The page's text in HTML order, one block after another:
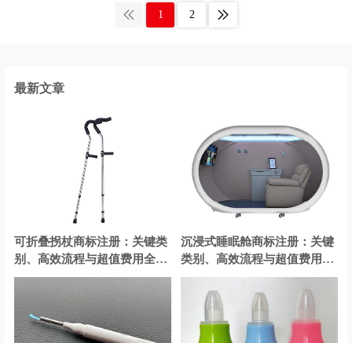
1 2
最新文章
可折叠拐杖商标注册：关键类
别、高效流程与超值费用全解
析
沉浸式睡眠舱商标注册：关键
类别、高效流程与超值费用全
解析